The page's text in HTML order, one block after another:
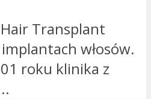
Transplant
włosów.
roku klinika z